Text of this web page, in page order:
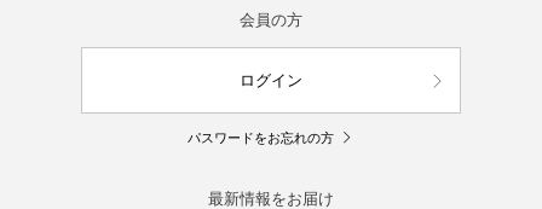
会員の方
ログイン
パスワードをお忘れの方
最新情報をお届け